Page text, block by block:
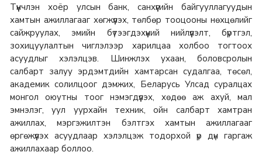
Түүнчлэн хоёр улсын банк, санхүүгийн байгууллагуудын
хамтын ажиллагааг хөгжүүлэх, төлбөр тооцооны нөхцөлийг
сайжруулах, эмийн бүтээгдэхүүний нийлүүлэлт, бүртгэл,
зохицуулалтын чиглэлээр харилцаа холбоо тогтоох
асуудлыг хэлэлцэв. Шинжлэх ухаан, боловсролын
салбарт залуу эрдэмтдийн хамтарсан судалгаа, төсөл,
академик солилцоог дэмжих, Беларусь Улсад суралцах
монгол оюутны тоог нэмэгдүүлэх, хөдөө аж ахуй, мал
эмнэлэг, уул уурхайн техник, ойн салбарт хамтран
ажиллах, мэргэжилтэн бэлтгэх хамтын ажиллагааг
өргөжүүлэх асуудлаар хэлэлцэж тодорхой үр дүн гаргаж
ажиллахаар боллоо.